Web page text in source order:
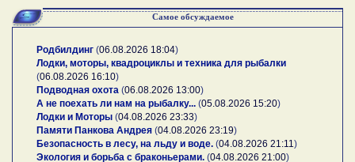
Самое обсуждаемое
Родбилдинг (06.08.2026 18:04)
Лодки, моторы, квадроциклы и техника для рыбалки
(06.08.2026 16:10)
Подводная охота (06.08.2026 13:00)
А не поехать ли нам на рыбалку... (05.08.2026 15:20)
Лодки и Моторы (04.08.2026 23:33)
Памяти Панкова Андрея (04.08.2026 23:19)
Безопасность в лесу, на льду и воде. (04.08.2026 21:11 )
Экология и борьба с браконьерами. (04.08.2026 21:00)